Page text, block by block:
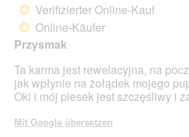
Sternen.
* Verifizierter Online-Kauf
* Online-Käufer
Przysmak
Ta karma jest rewelacyjna, na
jak wpłynie na żołądek mojego
Oki i mój piesek jest szczęśliwy i
Mit Google übersetzen